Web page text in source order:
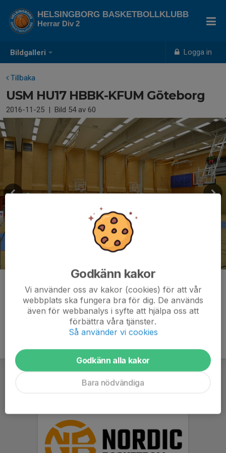
Bildgalleri Logga in
HELSINGBORG BASKETBOLLKLUBB
Herrar Div 2
Tillbaka
USM HU17 HBBK-KFUM Göteborg
2016-11-25 | Bild 54av 60
Kommentarer
Godkänn kakor
Vi använder oss av kakor (cookies) för att vår
webbplats ska fungera bra för dig. De används
även för webbanalys i syfte att hjälpa oss att
förbättra våra tjänster.
Så använder vi cookies
Godkänn alla kakor
Bara nödvändiga